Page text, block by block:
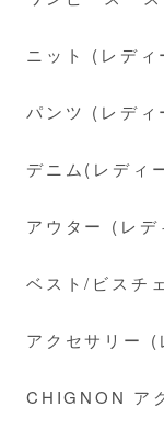
ニット (レディ
パンツ (レディ
デニム(レディ
アウター (レデ
ベスト/ビスチ
アクセサリー (
CHIGNON ア